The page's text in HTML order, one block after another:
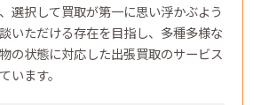
選択して買取が第一に思い浮かぶよう
いただける存在を目指し、多種多様な
の状態に対応した出張買取のサービス
います。